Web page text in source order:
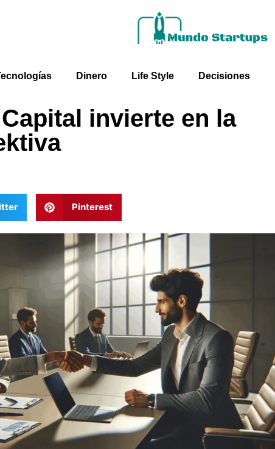
Dinero Life Style Decisiones
invierte en la
Pinterest